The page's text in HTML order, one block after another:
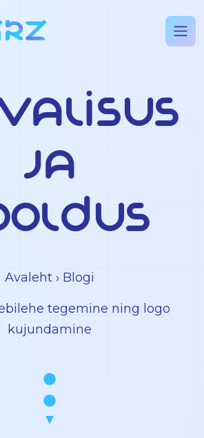
ja
Avaleht › Blogi
tegemine ning logo
kujundamine